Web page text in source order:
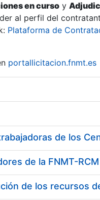
en curso y
al perfil del
Plataforma de
portallicitacion.fnmt.es